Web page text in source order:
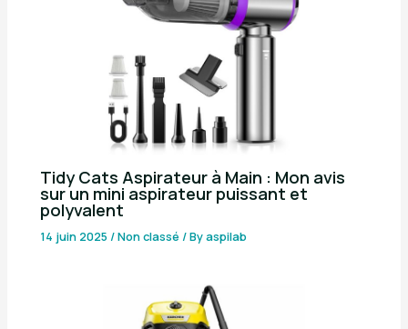
Tidy Cats Aspirateur à Main : Mon avis
sur un mini aspirateur puissant et
polyvalent
14 juin 2025/Non classé / Byaspilab